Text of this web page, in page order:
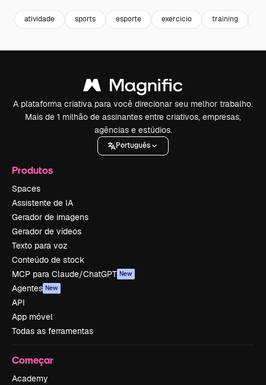
atividade sports esporte exercicio training
A plataforma criativa para você direcionar seu melhor trabalho.
Mais de 1 milhão de assinantes entre criativos, empresas,
agências e estúdios.
Português
Produtos
Spaces
Assistente de IA
Gerador de imagens
Gerador de vídeos
Texto para voz
Conteúdo de stock
MCP para Claude/ChatGPT New
Agentes New
API
App móvel
Todas as ferramentas
Começar
Academy